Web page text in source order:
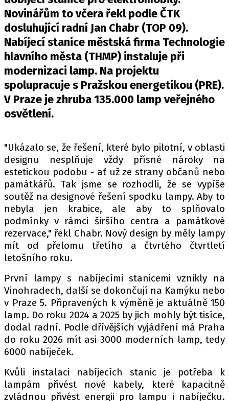
Z DOMOVA
ZE SVĚTA
MOTORSPORT
PIT LANE
ČEŠI V AKCI
SLEDUJTE NÁS NA
Máte příběh, fotku nebo video?
Pošlete e-mail na autoroad.cz
ETICKÝ KODEX
KONTAKT
INZERCE
OSOBNÍ ÚDAJE / COOKIES
Provozovatelem serveru autoroad.cz je
INCORP MEDIA GROUP s.r.o., IČ: 118 23 054
Novinářům to včera řekl podle ČTK
dosluhující radní Jan Chabr (TOP 09).
Nabíjecí stanice městská firma Technologie
hlavního města (THMP) instaluje při
modernizaci lamp. Na projektu
spolupracuje s Pražskou energetikou (PRE).
V Praze je zhruba 135.000 lamp veřejného
osvětlení.
"Ukázalo se, že řešení, které bylo pilotní, v oblasti
designu nesplňuje vždy přísné nároky na
estetickou podobu - ať už ze strany občanů nebo
památkářů. Tak jsme se rozhodli, že se vypíše
soutěž na designové řešení spodku lampy. Aby to
nebyla jen krabice, ale aby to splňovalo
podmínky v rámci širšího centra a památkové
rezervace," řekl Chabr. Nový design by měly lampy
mít od přelomu třetího a čtvrtého čtvrtletí
letošního roku.
První lampy s nabíjecími stanicemi vznikly na
Vinohradech, další se dokončují na Kamýku nebo
v Praze 5. Připravených k výměně je aktuálně 150
lamp. Do roku 2024 a 2025 by jich mohly být tisíce,
dodal radní. Podle dřívějších vyjádření má Praha
do roku 2026 mít asi 3000 moderních lamp, tedy
6000 nabíječek.
Kvůli instalaci nabíjecích stanic je potřeba k
lampám přivést nové kabely, které kapacitně
zvládnou přivést energii pro lampu i nabíječku.